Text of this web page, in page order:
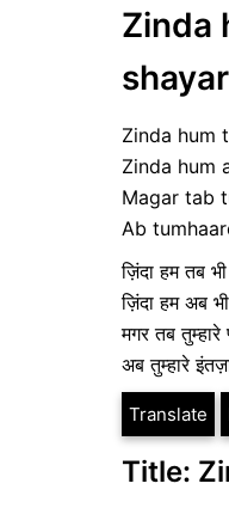
Zinda
Zinda hum
Zinda hum
Magar tab
Ab
ज़िंदा हम तब
ज़िंदा हम अब
मगर तब
अब तुम्हारे
Translate
Title: